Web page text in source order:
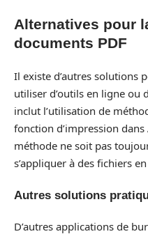
Alternatives pour
documents PDF
Il existe d’autres solutions
utiliser d’outils en ligne ou
inclut l’utilisation de
fonction d’impression
méthode ne soit pas
s’appliquer à des fichiers
Autres solutions
D’autres applications de